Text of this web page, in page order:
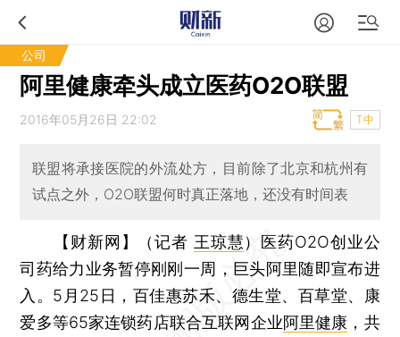
公司
阿里健康牵头成立医药O2O联盟
2016年05月26日 22:02 T中
联盟将承接医院的外流处方，目前除了北京和杭州有
试点之外，O2O联盟何时真正落地，还没有时间表
【财新网】（记者 王琼慧） 医药O2O创业公
司药给力业务暂停刚刚一周，巨头阿里随即宣布进
入。5月25日，百佳惠苏禾、德生堂、百草堂、康
爱多等65家连锁药店联合互联网企业阿里健康 ，共